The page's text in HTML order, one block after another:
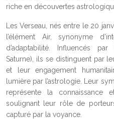
riche en découvertes
Les Verseau, nés entre le 20
l’élément Air, synonyme
d’adaptabilité. Influencés
Saturne), ils se distinguent par
et leur engagement
lumière par l’astrologie. Leur
représente la connaissance
soulignant leur rôle de
capturé par la voyance.